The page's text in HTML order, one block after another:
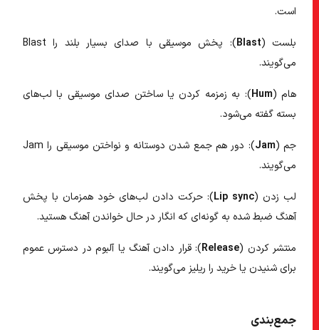
است.
بلست ( Blast
): پخش موسیقی با صدای بسیار بلند را Blast
می‌گویند.
هام ( Hum): به زمزمه کردن یا ساختن صدای موسیقی با لب‌های
بسته گفته می‌شود.
جم ( Jam
): دور هم جمع شدن دوستانه و نواختن موسیقی را Jam
می‌گویند.
لب زدن ( Lip sync
): حرکت دادن لب‌های خود همزمان با پخش
آهنگ ضبط شده به گونه‌ای که انگار در حال خواندن آهنگ هستید.
منتشر کردن ( Release): قرار دادن آهنگ یا آلبوم در دسترس عموم
برای شنیدن یا خرید را ریلیز می‌گویند.
جمع‌بندی